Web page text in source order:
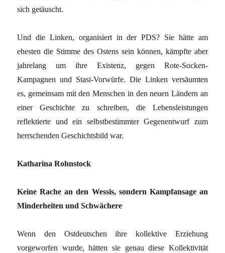
sich getäuscht.
Und die Linken, organisiert in der PDS? Sie hätte am
ehesten die Stimme des Ostens sein können, kämpfte aber
jahrelang um ihre Existenz, gegen Rote-Socken-
Kampagnen und Stasi-Vorwürfe. Die Linken versäumten
es, gemeinsam mit den Menschen in den neuen Ländern an
einer Geschichte zu schreiben, die Lebensleistungen
reflektierte und ein selbstbestimmter Gegenentwurf zum
herrschenden Geschichtsbild war.
Katharina Rohnstock
Keine Rache an den Wessis, sondern Kampfansage an
Minderheiten und Schwächere
Wenn den Ostdeutschen ihre kollektive Erziehung
vorgeworfen wurde, hätten sie genau diese Kollektivität